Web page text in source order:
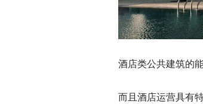
酒店类公共建筑的
而且酒店运营具有